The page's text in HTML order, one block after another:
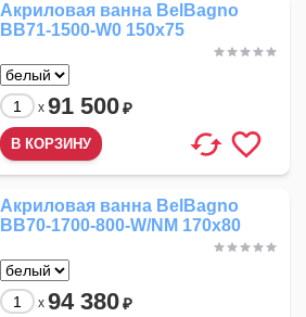
Акриловая ванна BelBagno
BB71-1500-W0 150x75
x 91 500₽
Акриловая ванна BelBagno
BB70-1700-800-W/NM 170x80
x 94 380₽